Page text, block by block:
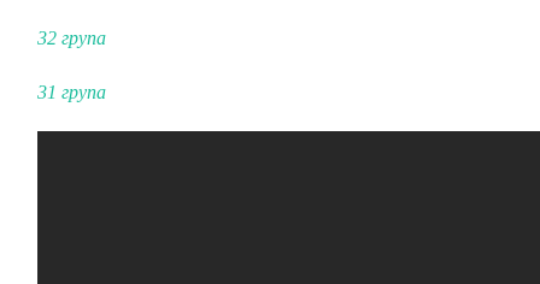
32 група
31 група